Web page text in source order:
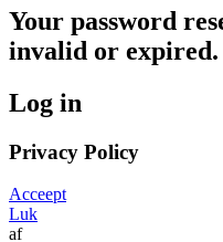
Your password
invalid or expired.
Log in
Privacy Policy
Acceept
Luk
af